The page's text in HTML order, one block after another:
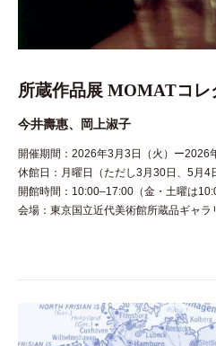
所蔵作品展 MOMATコレ
今井壽惠、岡上淑子
開催期間：2026年3月3日（火）ー2026
休館日：月曜日（ただし3月30日、5月4
開館時間：10:00–17:00（金・土曜は
会場：東京国立近代美術館所蔵品ギャラ